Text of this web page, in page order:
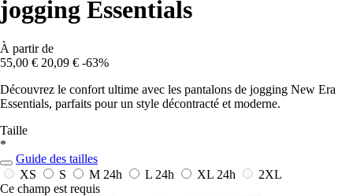
jogging Essentials
À partir de
55,00 € 20,09 € -63%
Découvrez le confort ultime avec les pantalons de jogging New Era
Essentials, parfaits pour un style décontracté et moderne.
Taille
*
Guide des tailles
XS
S M 24h L 24h XL 24h
2XL
Ce champ est requis